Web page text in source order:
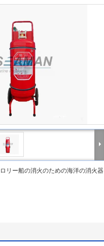
リー船の消火のための海洋の消火器